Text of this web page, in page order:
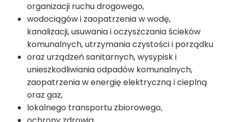
organizacji ruchu drogowego,
wodociągów i zaopatrzenia w wodę,
kanalizacji, usuwania i oczyszczania ścieków
komunalnych, utrzymania czystości i porządku
oraz urządzeń sanitarnych, wysypisk i
unieszkodliwiania odpadów komunalnych,
zaopatrzenia w energię elektryczną i cieplną
oraz gaz,
lokalnego transportu zbiorowego,